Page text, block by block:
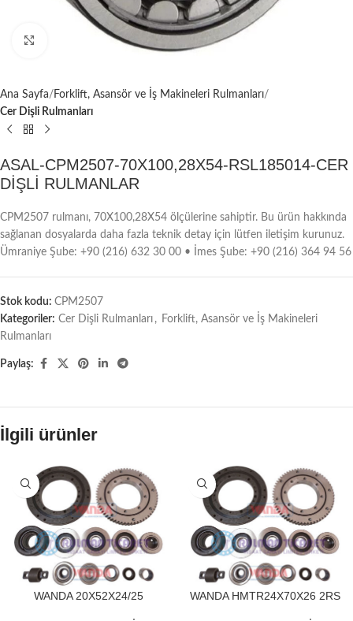
Büyütmek için tıklayın
Ana Sayfa
Forklift, Asansör ve İş Makineleri Rulmanları
Cer Dişli Rulmanları
ASAL-CPM2507-70X100,28X54-RSL185014-CER
DİŞLİ RULMANLAR
CPM2507 rulmanı, 70X100,28X54 ölçülerine sahiptir. Bu ürün hakkında
sağlanan dosyalarda daha fazla teknik detay için lütfen iletişim kurunuz.
Ümraniye Şube: +90 (216) 632 30 00 • İmes Şube: +90 (216) 364 94 56
Stok kodu: CPM2507
Kategoriler: Cer Dişli Rulmanları , Forklift, Asansör ve İş Makineleri
Rulmanları
Paylaş:
İlgili ürünler
WANDA 20X52X24/25 WANDA HMTR24X70X26 2RS